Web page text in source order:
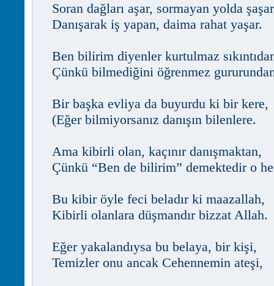
Soran dağları aşar, sormayan yolda
Danışarak iş yapan, daima rahat yaşar.
Ben bilirim diyenler kurtulmaz
Çünkü bilmediğini öğrenmez
Bir başka evliya da buyurdu ki bir kere,
(Eğer bilmiyorsanız danışın bilenlere.
Ama kibirli olan, kaçınır danışmaktan,
Çünkü “Ben de bilirim” demektedir o
Bu kibir öyle feci beladır ki maazallah,
Kibirli olanlara düşmandır bizzat Allah.
Eğer yakalandıysa bu belaya, bir kişi,
Temizler onu ancak Cehennemin ateşi,